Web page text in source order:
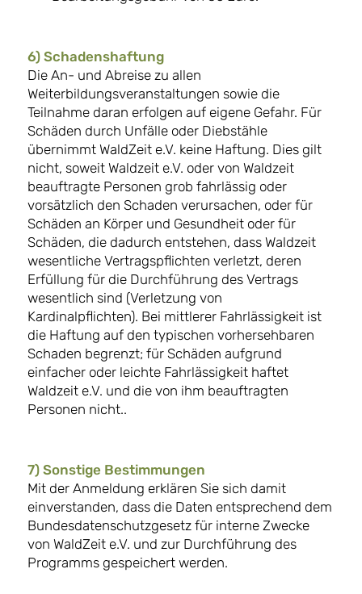
6) Schadenshaftung
Die An- und Abreise zu allen
Weiterbildungsveranstaltungen sowie die
Teilnahme daran erfolgen auf eigene Gefahr. Für
Schäden durch Unfälle oder Diebstähle
übernimmt WaldZeit e.V. keine Haftung. Dies gilt
nicht, soweit Waldzeit e.V. oder von Waldzeit
beauftragte Personen grob fahrlässig oder
vorsätzlich den Schaden verursachen, oder für
Schäden an Körper und Gesundheit oder für
Schäden, die dadurch entstehen, dass Waldzeit
wesentliche Vertragspflichten verletzt, deren
Erfüllung für die Durchführung des Vertrags
wesentlich sind (Verletzung von
Kardinalpflichten). Bei mittlerer Fahrlässigkeit ist
die Haftung auf den typischen vorhersehbaren
Schaden begrenzt; für Schäden aufgrund
einfacher oder leichte Fahrlässigkeit haftet
Waldzeit e.V. und die von ihm beauftragten
Personen nicht..
7) Sonstige Bestimmungen
Mit der Anmeldung erklären Sie sich damit
einverstanden, dass die Daten entsprechend dem
Bundesdatenschutzgesetz für interne Zwecke
von WaldZeit e.V. und zur Durchführung des
Programms gespeichert werden.